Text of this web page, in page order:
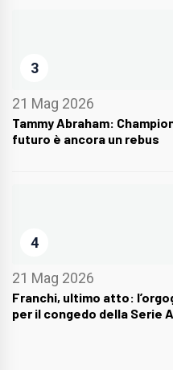
3
21 Mag 2026
Tammy Abraham:
futuro è ancora un rebus
4
21 Mag 2026
Franchi, ultimo atto:
per il congedo della Serie A